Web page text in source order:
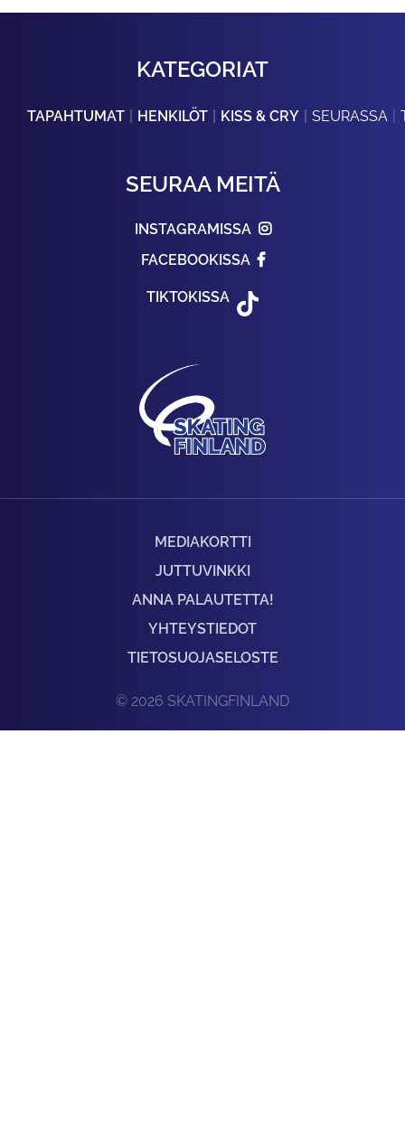
KATEGORIAT
TAPAHTUMAT HENKILÖT KISS & CRY SEURASSA
SEURAA MEITÄ
INSTAGRAMISSA
FACEBOOKISSA
TIKTOKISSA
MEDIAKORTTI
JUTTUVINKKI
ANNA PALAUTETTA!
YHTEYSTIEDOT
TIETOSUOJASELOSTE
© 2026 SKATINGFINLAND